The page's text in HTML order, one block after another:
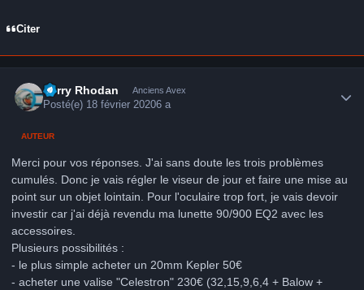
Citer
Perry Rhodan Anciens Avex
Posté(e) 18 février 20206 a
AUTEUR
Merci pour vos réponses. J'ai sans doute les trois problèmes
cumulés. Donc je vais régler le viseur de jour et faire une mise au
point sur un objet lointain. Pour l'oculaire trop fort, je vais devoir
investir car j'ai déjà revendu ma lunette 90/900 EQ2 avec les
accessoires.
Plusieurs possibilités :
- le plus simple acheter un 20mm Kepler 50€
- acheter une valise "Celestron" 230€ (32,15,9,6,4 + Balow +